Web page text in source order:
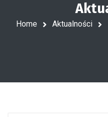
Home Aktualności